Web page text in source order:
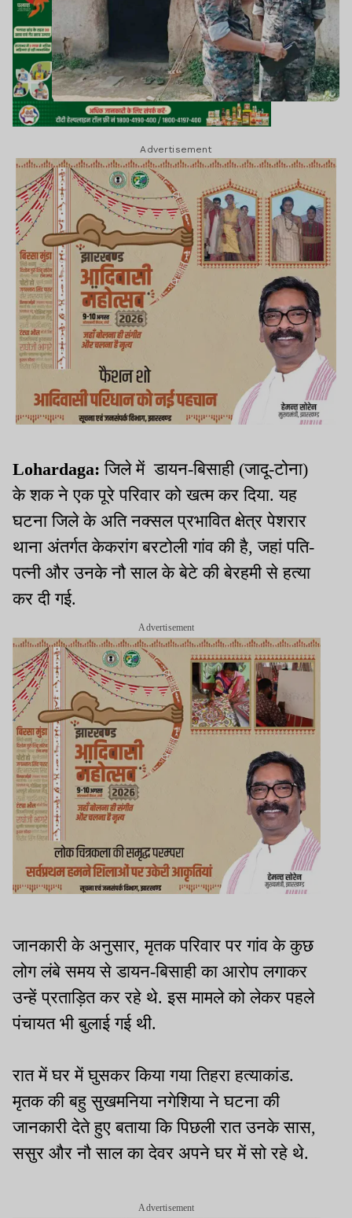
Advertisement
Lohardaga:जिले में डायन-बिसाही (जादू-टोना)
के शक ने एक पूरे परिवार को खत्म कर दिया. यह
घटना जिले के अति नक्सल प्रभावित क्षेत्र पेशरार
थाना अंतर्गत केकरांग बरटोली गांव की है, जहां पति-
पत्नी और उनके नौ साल के बेटे की बेरहमी से हत्या
कर दी गई.
Advertisement
जानकारी के अनुसार, मृतक परिवार पर गांव के कुछ
लोग लंबे समय से डायन-बिसाही का आरोप लगाकर
उन्हें प्रताड़ित कर रहे थे. इस मामले को लेकर पहले
पंचायत भी बुलाई गई थी.
रात में घर में घुसकर किया गया तिहरा हत्याकांड.
मृतक की बहु सुखमनिया नगेशिया ने घटना की
जानकारी देते हुए बताया कि पिछली रात उनके सास,
ससुर और नौ साल का देवर अपने घर में सो रहे थे.
Advertisement